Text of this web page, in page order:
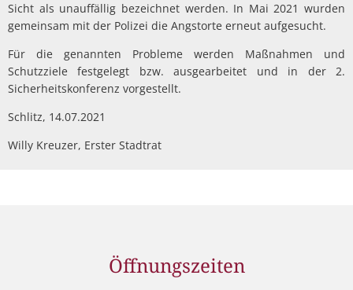
Sicht als unauffällig bezeichnet werden. In Mai 2021 wurden
gemeinsam mit der Polizei die Angstorte erneut aufgesucht.
Für die genannten Probleme werden Maßnahmen und
Schutzziele festgelegt bzw. ausgearbeitet und in der 2.
Sicherheitskonferenz vorgestellt.
Schlitz, 14.07.2021
Willy Kreuzer, Erster Stadtrat
Öffnungszeiten